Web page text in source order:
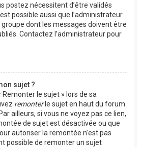
postez nécessitent d’être validés
possible aussi que l’administrateur
dont les messages doivent être
Contactez l’administrateur pour
sujet ?
Remonter le sujet » lors de sa
remonterle sujet en haut du forum
ailleurs, si vous ne voyez pas ce lien,
de sujet est désactivée ou que
autoriser la remontée n’est pas
possible de remonter un sujet